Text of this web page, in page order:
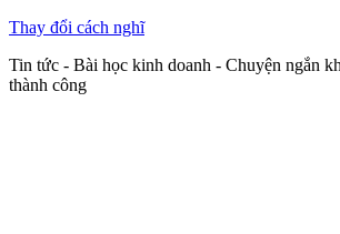
Thay đổi cách nghĩ
Tin tức - Bài học kinh doanh - Chuyện ngắn
thành công